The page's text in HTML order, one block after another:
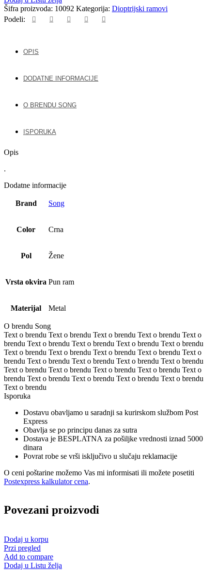
Šifra proizvoda: 10092 Kategorija: Dioptrijski ramovi
Podeli:
OPIS
DODATNE INFORMACIJE
O BRENDU SONG
ISPORUKA
Opis
.
Dodatne informacije
Brand Song
Color Crna
Pol Žene
Vrsta okvira Pun ram
Materijal Metal
O brendu Song
Text o brendu Text o brendu Text o brendu Text o brendu Text o
brendu Text o brendu Text o brendu Text o brendu Text o brendu
Text o brendu Text o brendu Text o brendu Text o brendu Text o
brendu Text o brendu Text o brendu Text o brendu Text o brendu
Text o brendu Text o brendu Text o brendu Text o brendu Text o
brendu Text o brendu Text o brendu Text o brendu Text o brendu
Text o brendu
Isporuka
Dostavu obavljamo u saradnji sa kurirskom službom Post
Express
Obavlja se po principu danas za sutra
Dostava je BESPLATNA za pošiljke vrednosti iznad 5000
dinara
Povrat robe se vrši isključivo u slučaju reklamacije
O ceni poštarine možemo Vas mi informisati ili možete posetiti
Postexpress kalkulator cena.
Povezani proizvodi
Dodaj u korpu
Przi pregled
Add to compare
Dodaj u Listu želja